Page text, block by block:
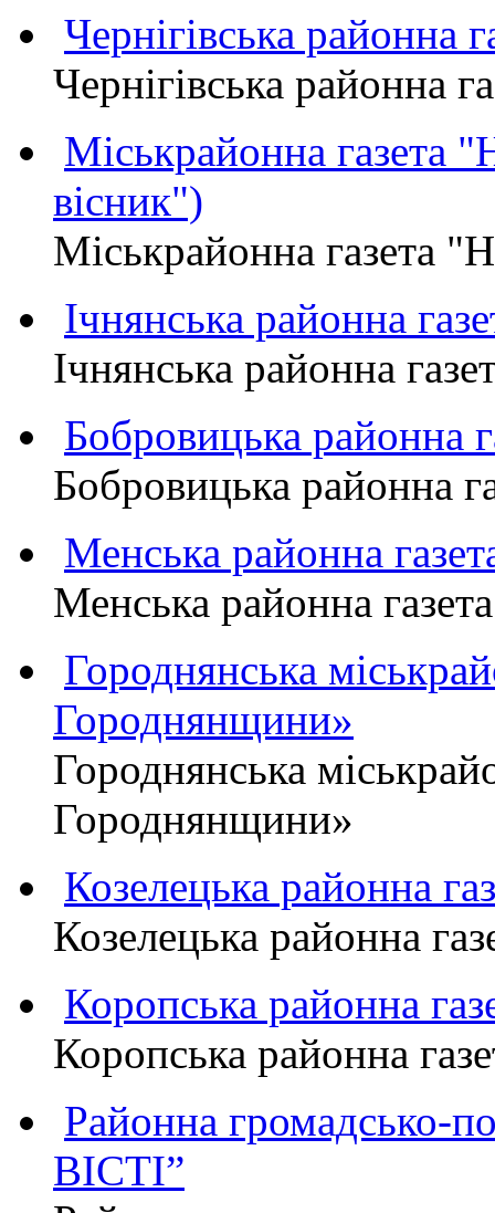
Чернігівська
Чернігівська
Міськрайонна
вісник")
Міськрайонна газета
Ічнянська районна
Ічнянська районна
Бобровицька
Бобровицька
Менська районна
Менська районна
Городнянська
Городнянщини»
Городнянська
Городнянщини»
Козелецька районна
Козелецька районна
Коропська районна
Коропська районна
Районна громадсько-
ВІСТІ”